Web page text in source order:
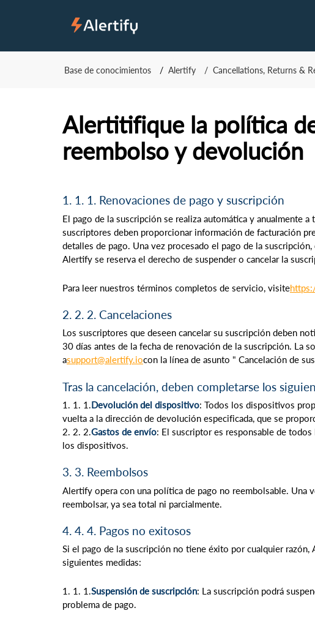
Base de conocimientos Alertify Cancellations, Returns &
Alertitifique la política
reembolso y devolución
1. 1. 1. Renovaciones de pago y suscripción
El pago de la suscripción se realiza automática y anualmente
suscriptores deben proporcionar información de facturación
detalles de pago. Una vez procesado el pago de la suscripción,
Alertify se reserva el derecho de suspender o cancelar la
Para leer nuestros términos completos de servicio, visite
2. 2. 2. Cancelaciones
Los suscriptores que deseen cancelar su suscripción deben
30 días antes de la fecha de renovación de la suscripción. La
asupport@alertify.iocon la línea de asunto " Cancelación de
Tras la cancelación, deben completarse los
1. 1. 1.Devolución del dispositivo: Todos los dispositivos
vuelta a la dirección de devolución especificada, que se
2. 2. 2.Gastos de envío: El suscriptor es responsable de
los dispositivos.
3. 3. Reembolsos
Alertify opera con una política de pago no reembolsable. Una
reembolsar, ya sea total ni parcialmente.
4. 4. 4. Pagos no exitosos
Si el pago de la suscripción no tiene éxito por cualquier
siguientes medidas:
1. 1. 1.Suspensión de suscripción: La suscripción podrá
problema de pago.